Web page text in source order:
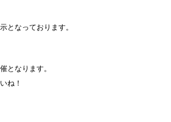
となっております。
となります。
ね！